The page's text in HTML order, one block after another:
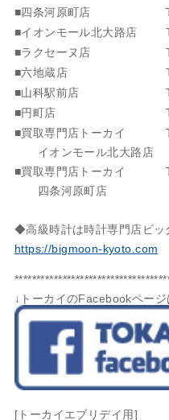
■四条河原町店
■イオンモール北大路店
■ラクセーヌ店
■六地蔵店
■山科駅前店
■円町店
■買取専門店トーカイ
イオンモール北大路店
■買取専門店トーカイ
四条河原町店
◆高級時計は時計専門店ビッ
https://bigmoon-kyoto.com
↓トーカイのFacebookページ
[トーカイエブリデイ用]